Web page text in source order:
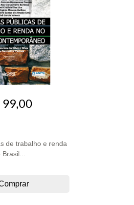
99,00
de trabalho e renda
Brasil...